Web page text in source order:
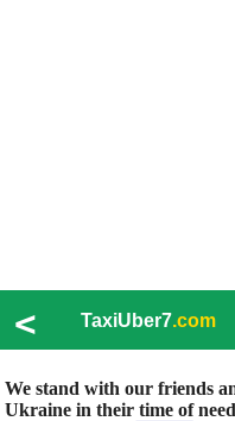
< TaxiUber7.com
We stand with our friends
Ukraine in their time of